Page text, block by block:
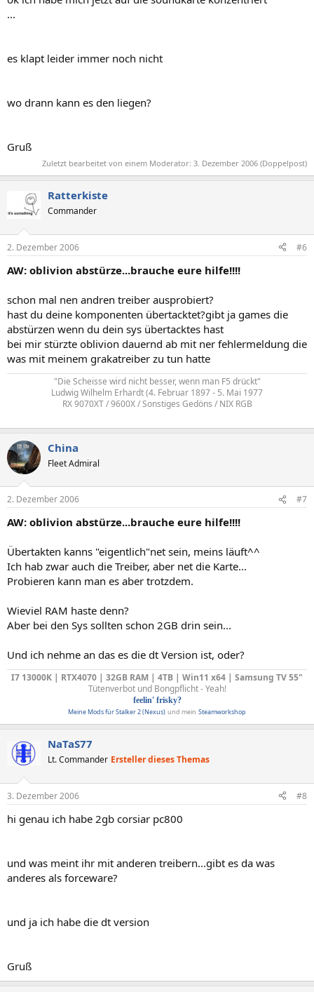
...
es klapt leider immer noch nicht
wo drann kann es den liegen?
Gruß
Zuletzt bearbeitet von einem Moderator: 3. Dezember 2006 (Doppelpost)
Ratterkiste
Commander
2. Dezember 2006 #6
AW: oblivion abstürze...brauche eure hilfe!!!!
schon mal nen andren treiber ausprobiert?
hast du deine komponenten übertacktet?gibt ja games die
abstürzen wenn du dein sys übertacktes hast
bei mir stürzte oblivion dauernd ab mit ner fehlermeldung die
was mit meinem grakatreiber zu tun hatte
"Die Scheisse wird nicht besser, wenn man F5 drückt"
Ludwig Wilhelm Erhardt (4. Februar 1897 - 5. Mai 1977
RX 9070XT / 9600X / Sonstiges Gedöns / NIX RGB
China
Fleet Admiral
2. Dezember 2006 #7
AW: oblivion abstürze...brauche eure hilfe!!!!
Übertakten kanns "eigentlich"net sein, meins läuft^^
Ich hab zwar auch die Treiber, aber net die Karte...
Probieren kann man es aber trotzdem.
Wieviel RAM haste denn?
Aber bei den Sys sollten schon 2GB drin sein...
Und ich nehme an das es die dt Version ist, oder?
I7 13000K | RTX4070 | 32GB RAM | 4TB | Win11 x64 | Samsung TV 55"
Tütenverbot und Bongpflicht - Yeah!
feelin' frisky?
Meine Mods für Stalker 2 (Nexus) und mein Steamworkshop
NaTaS77
Lt. Commander Ersteller dieses Themas
3. Dezember 2006 #8
hi genau ich habe 2gb corsiar pc800
und was meint ihr mit anderen treibern...gibt es da was
anderes als forceware?
und ja ich habe die dt version
Gruß